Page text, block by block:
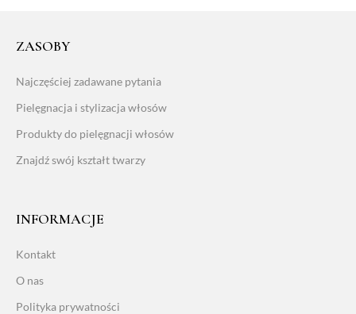
ZASOBY
Najczęściej zadawane pytania
Pielęgnacja i stylizacja włosów
Produkty do pielęgnacji włosów
Znajdź swój kształt twarzy
INFORMACJE
Kontakt
O nas
Polityka prywatności